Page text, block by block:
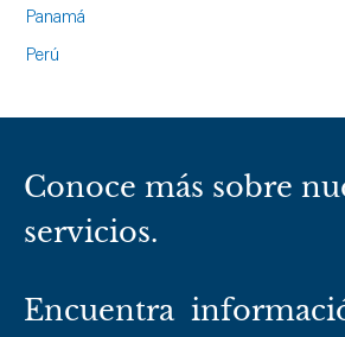
Panamá
Perú
Conoce más sobre
servicios.
Encuentra